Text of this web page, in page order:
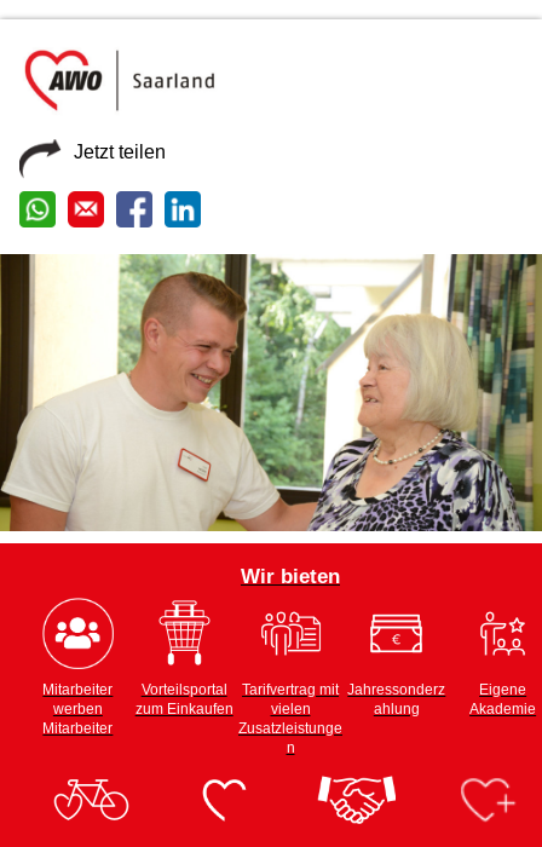
Jetzt teilen
Wir bieten
Mitarbeiter
werben
Mitarbeiter
Vorteilsportal
zum Einkaufen
Tarifvertrag mit
vielen
Zusatzleistunge
n
Jahressonderz
ahlung
Eigene
Akademie